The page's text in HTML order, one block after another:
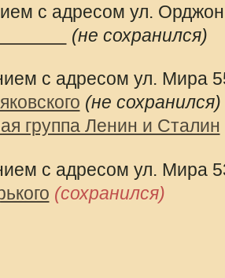
с адресом ул.
(не сохранился)
с адресом ул. Мира
(не сохранился)
группа Ленин и Сталин
с адресом ул. Мира
(сохранился)